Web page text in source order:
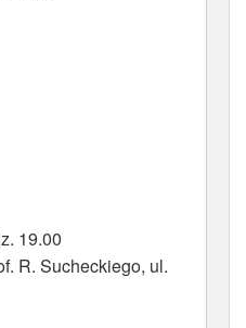
19.00
R. Sucheckiego, ul.